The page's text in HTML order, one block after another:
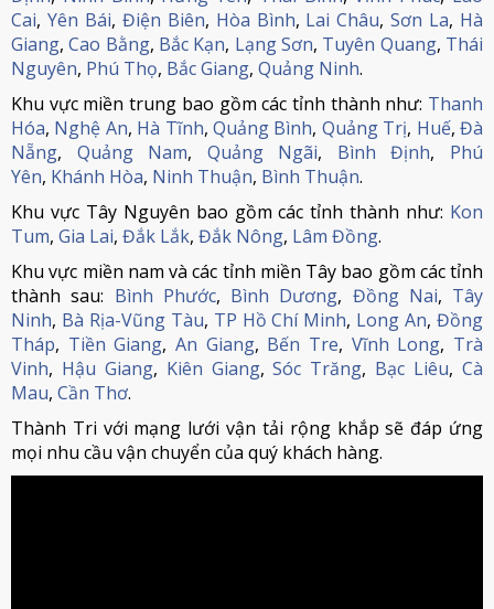
Cai, Yên Bái, Điện Biên, Hòa Bình, Lai Châu,Sơn La, Hà
Giang,Cao Bằng, Bắc Kạn, Lạng Sơn, Tuyên Quang, Thái
Nguyên, Phú Thọ, Bắc Giang, Quảng Ninh.
Khu vực miền trung bao gồm các tỉnh thành như: Thanh
Hóa, Nghệ An, Hà Tĩnh,Quảng Bình, Quảng Trị, Huế,Đà
Nẵng, Quảng Nam, Quảng Ngãi, Bình Định, Phú
Yên, Khánh Hòa, Ninh Thuận, Bình Thuận.
Khu vực Tây Nguyên bao gồm các tỉnh thành như: Kon
Tum, Gia Lai, Đắk Lắk, Đắk Nông, Lâm Đồng.
Khu vực miền nam và các tỉnh miền Tây bao gồm các tỉnh
thành sau: Bình Phước, Bình Dương, Đồng Nai, Tây
Ninh, Bà Rịa-Vũng Tàu, TP Hồ Chí Minh, Long An,Đồng
Tháp, Tiền Giang,An Giang, Bến Tre, Vĩnh Long, Trà
Vinh, Hậu Giang, Kiên Giang,Sóc Trăng, Bạc Liêu,Cà
Mau, Cần Thơ.
Thành Tri với mạng lưới vận tải rộng khắp sẽ đáp ứng
mọi nhu cầu vận chuyển của quý khách hàng.